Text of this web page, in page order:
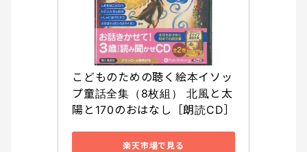
こどものための聴く絵本イソッ
プ童話全集（8枚組） 北風と太
楽天市場で見る